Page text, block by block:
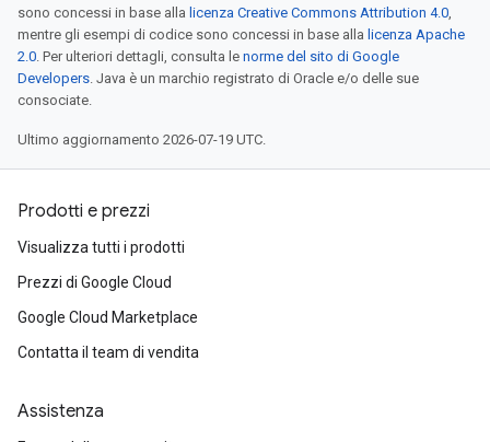
sono concessi in base alla licenza Creative Commons Attribution 4.0,
mentre gli esempi di codice sono concessi in base alla licenza Apache
2.0. Per ulteriori dettagli, consulta le norme del sito di Google
Developers. Java è un marchio registrato di Oracle e/o delle sue
consociate.
Ultimo aggiornamento 2026-07-19 UTC.
Prodotti e prezzi
Visualizza tutti i prodotti
Prezzi di Google Cloud
Google Cloud Marketplace
Contatta il team di vendita
Assistenza